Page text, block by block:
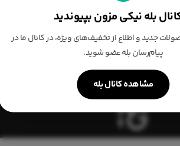
وب سایت متعلق به فروشگاه آنلاین نیکی مزون می باشد.
بله نیکی مزون بپیوندید
جدید و اطلاع از تخفیف‌های ویژه، در کانال ما در
پیام‌رسان بله عضو شوید.
مشاهده کانال بله